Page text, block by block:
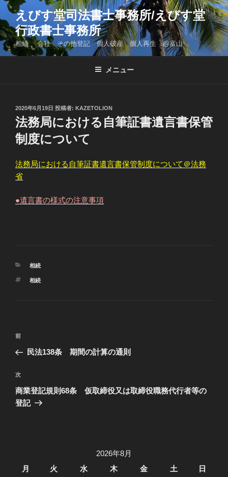
コ
ン
テ
ン
ツ
えびす堂司法書士事務所/えびす堂
行政書士事務所
相続 会社 その他登記 個人破産 個人再生 @富山
メニュー
投
稿
日:
2020年6月19日 投稿者: KAZETOLION
法務局における自筆証書遺言書保管
制度について
法務局における自筆証書遺言書保管制度について＠法務
省
●遺言書の様式の注意事項
カ
ゴ
相続
タ
相続
投
ビ
ゲ
ー
過
去
投
稿
前
民法138条 期間の計算の通則
次
の
投
次
商業登記規則68条 仮取締役又は取締役職務代行者等の
登記
2026年8月
月
火 水 木 金 土 日